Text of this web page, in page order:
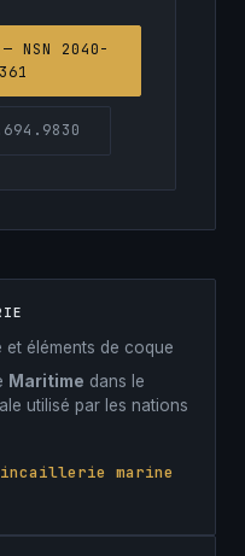
— NSN 2040-
et éléments de coque
Maritime dans le
utilisé par les nations
marine